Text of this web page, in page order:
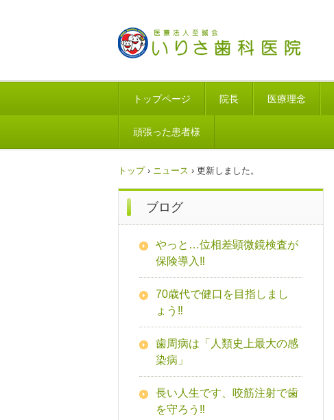
トップページ 院長 医療理念
頑張った患者様
トップ › ニュース › 更新しました。
ブログ
やっと…位相差顕微鏡検査が
保険導入‼
70歳代で健口を目指しまし
ょう‼
歯周病は「人類史上最大の感
染病」
長い人生です、咬筋注射で歯
を守ろう‼